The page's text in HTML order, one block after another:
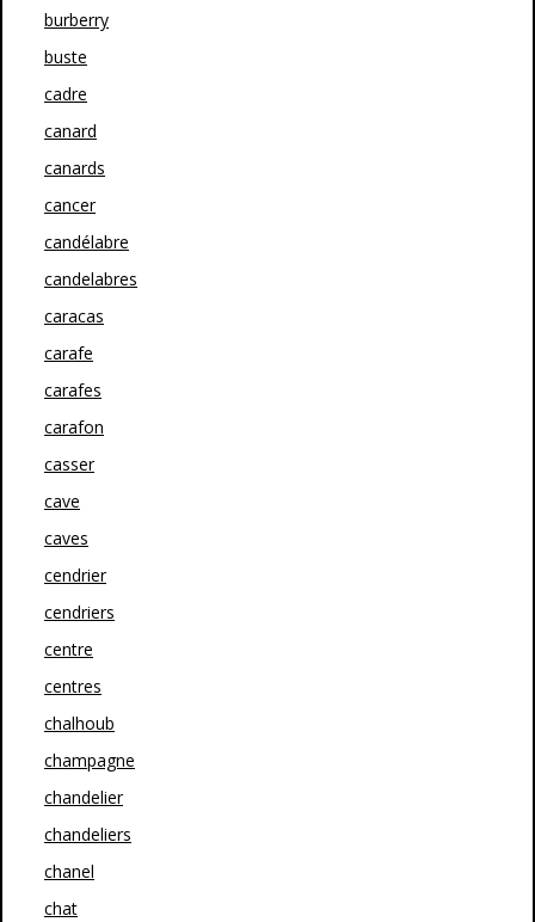
burberry
buste
cadre
canard
canards
cancer
candélabre
candelabres
caracas
carafe
carafes
carafon
casser
cave
caves
cendrier
cendriers
centre
centres
chalhoub
champagne
chandelier
chandeliers
chanel
chat